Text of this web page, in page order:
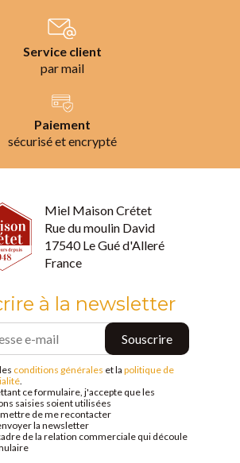
Service client
par mail
Paiement
sécurisé et encrypté
Miel Maison Crétet
Rue du moulin David
17540 Le Gué d'Alleré
France
à la newsletter
conditions générales et la politique de
.
ce formulaire, j'accepte que les
saisies soient utilisées
de me recontacter
la newsletter
de la relation commerciale qui découle